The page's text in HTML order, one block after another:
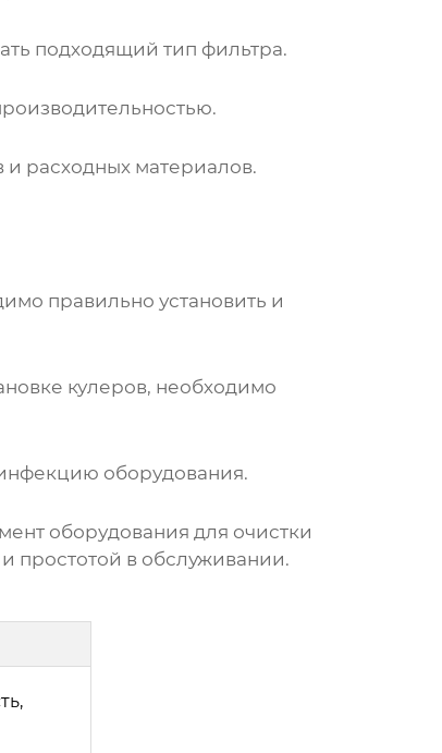
подходящий тип фильтра.
расходных материалов.
правильно установить и
кулеров, необходимо
оборудования.
оборудования для очистки
простотой в обслуживании.